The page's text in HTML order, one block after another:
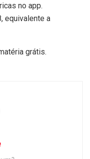
no app.
equivalente a
grátis.